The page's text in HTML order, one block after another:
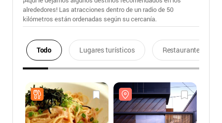
alrededores! Las atracciones dentro de un radio de 50
kilómetros están ordenadas según su cercanía.
Todo Lugares turísticos Restaurantes